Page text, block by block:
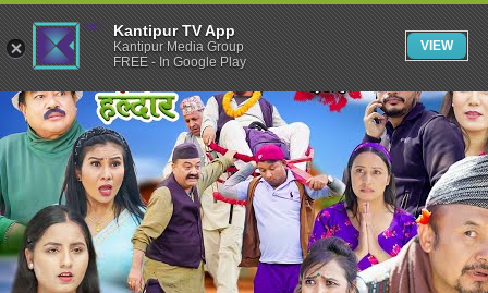
Kantipur TV App
Kantipur Media Group
FREE - In Google Play
VIEW